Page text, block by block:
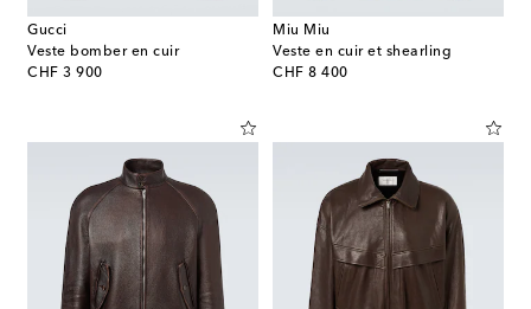
Gucci
Veste bomber en cuir
CHF 3 900
original price
Miu Miu
Veste en cuir et shearling
CHF 8 400
original price